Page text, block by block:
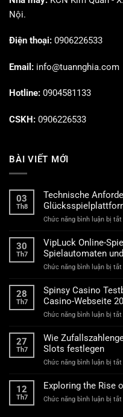
Nội.
Điện thoại: 0906226533
Email: info@tuannghia.com
Hotline: 0904581133
CSKH: 0906226533
BÀI VIẾT MỚI
03
Th8
Technische
Chức năng bình luận bị tắt
30
Th7
VipLuck Online-
Spielautomaten
Chức năng bình luận bị tắt
28
Th7
Spinsy Casino
Casino-Webseite
Chức năng bình luận bị tắt
27
Th7
Wie
Slots festlegen
Chức năng bình luận bị tắt
12
Th7
Exploring the Rise
Chức năng bình luận bị tắt